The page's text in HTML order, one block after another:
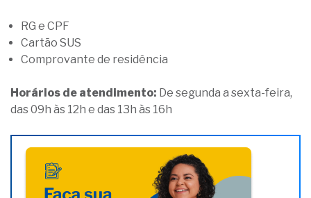
RG e CPF
Cartão SUS
Comprovante de residência
Horários de atendimento: De segunda a sexta-feira,
das 09h às 12h e das 13h às 16h